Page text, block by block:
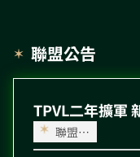
聯盟公告
TPVL二年擴軍
聯盟公
告